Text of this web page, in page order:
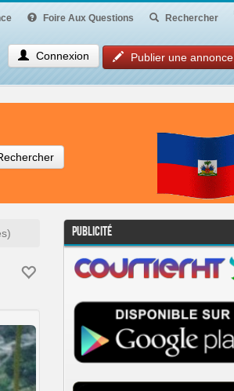
Foire Aux Questions Rechercher
Connexion Publier une annonce
Publicité